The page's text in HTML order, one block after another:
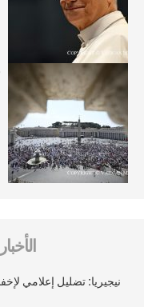
نيجيريا: تضليل إعلامي